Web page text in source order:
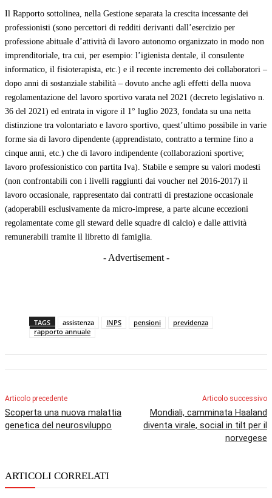
Il Rapporto sottolinea, nella Gestione separata la crescita incessante dei
professionisti (sono percettori di redditi derivanti dall’esercizio per
professione abituale d’attività di lavoro autonomo organizzato in modo non
imprenditoriale, tra cui, per esempio: l’igienista dentale, il consulente
informatico, il fisioterapista, etc.) e il recente incremento dei collaboratori –
dopo anni di sostanziale stabilità – dovuto anche agli effetti della nuova
regolamentazione del lavoro sportivo varata nel 2021 (decreto legislativo n.
36 del 2021) ed entrata in vigore il 1° luglio 2023, fondata su una netta
distinzione tra volontariato e lavoro sportivo, quest’ultimo possibile in varie
forme sia di lavoro dipendente (apprendistato, contratto a termine fino a
cinque anni, etc.) che di lavoro indipendente (collaborazioni sportive;
lavoro professionistico con partita Iva). Stabile e sempre su valori modesti
(non confrontabili con i livelli raggiunti dai voucher nel 2016-2017) il
lavoro occasionale, rappresentato dai contratti di prestazione occasionale
(adoperabili esclusivamente da micro-imprese, a parte alcune eccezioni
regolamentate come gli steward delle squadre di calcio) e dalle attività
remunerabili tramite il libretto di famiglia.
- Advertisement -
TAGS assistenza INPS pensioni
previdenza
rapporto annuale
Articolo precedente
Scoperta una nuova malattia
genetica del neurosviluppo
Articolo successivo
Mondiali, camminata Haaland
diventa virale, social in tilt per il
norvegese
ARTICOLI CORRELATI